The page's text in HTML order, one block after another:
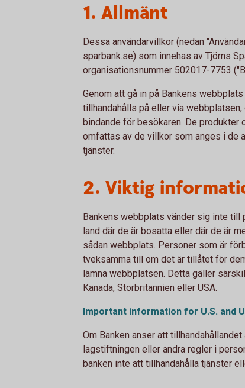
1. Allmänt
Dessa användarvillkor (nedan
sparbank.se) som innehas av Tjörns
organisationsnummer 502017-7753
Genom att gå in på Bankens
tillhandahålls på eller via
bindande för besökaren. De produkter
omfattas av de villkor som anges i de
tjänster.
2. Viktig
Bankens webbplats vänder sig inte till
land där de är bosatta eller där de är
sådan webbplats. Personer som är
tveksamma till om det är tillåtet för
lämna webbplatsen. Detta gäller
Kanada, Storbritannien eller USA.
Important information for U.S. and
Om Banken anser att
lagstiftningen eller andra regler i
banken inte att tillhandahålla tjänster